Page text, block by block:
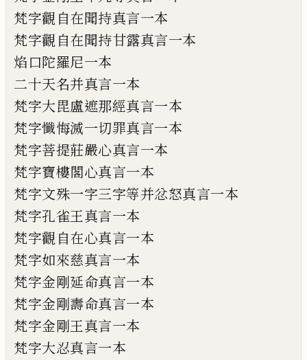
梵字觀自在聞持真言一本
梵字觀自在聞持甘露真言一本
焰口陀羅尼一本
二十天名并真言一本
梵字大毘盧遮那經真言一本
梵字懺悔滅一切罪真言一本
梵字菩提莊嚴心真言一本
梵字寶樓閣心真言一本
梵字文殊一字三字等并忿怒真言一本
梵字孔雀王真言一本
梵字觀自在心真言一本
梵字如來慈真言一本
梵字金剛延命真言一本
梵字金剛壽命真言一本
梵字金剛王真言一本
梵字大忍真言一本